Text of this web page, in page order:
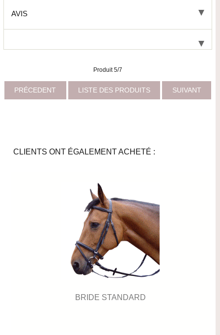
AVIS
Produit 5/7
PRÉCEDENT LISTE DES PRODUITS SUIVANT
CLIENTS ONT ÉGALEMENT ACHETÉ :
BRIDE STANDARD